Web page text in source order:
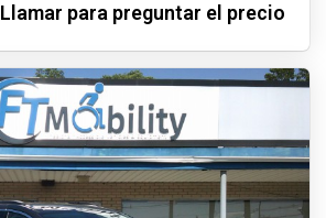
Llamar para preguntar el precio